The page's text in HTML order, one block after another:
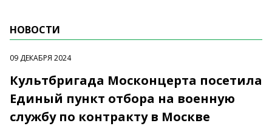
НОВОСТИ
09 ДЕКАБРЯ 2024
Культбригада Москонцерта посетила
Единый пункт отбора на военную
службу по контракту в Москве